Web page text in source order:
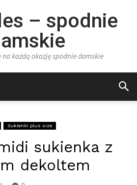
– spodnie
każdą okazję spodnie damskie
Sukienki plus size
sukienka z
dekoltem